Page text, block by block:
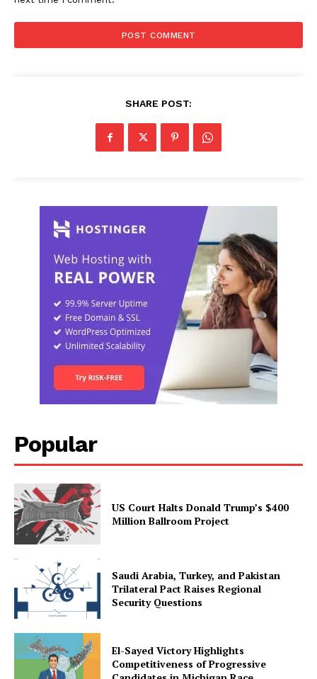
SHARE POST:
Popular
US Court Halts Donald Trump’s $400
Million Ballroom Project
Saudi Arabia, Turkey, and Pakistan
Trilateral Pact Raises Regional
Security Questions
El-Sayed Victory Highlights
Competitiveness of Progressive